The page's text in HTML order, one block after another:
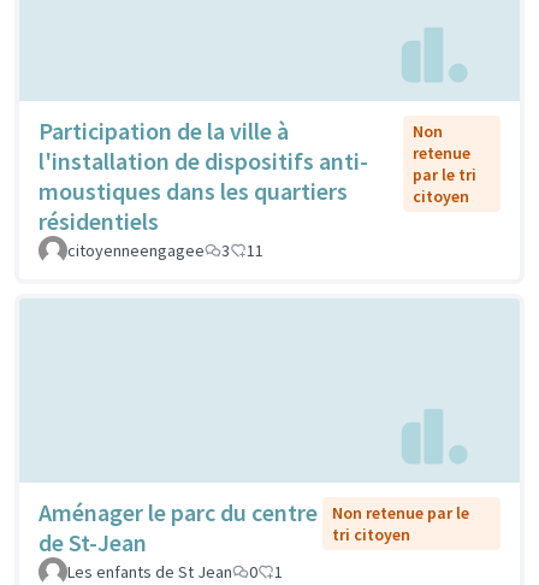
Participation de la ville à
l'installation de dispositifs anti-
moustiques dans les quartiers
résidentiels
Non
retenue
par le tri
citoyen
citoyenneengagee 3 11
Aménager le parc du centre
de St-Jean
Non retenue par le
tri citoyen
Les enfants de St Jean
0 1